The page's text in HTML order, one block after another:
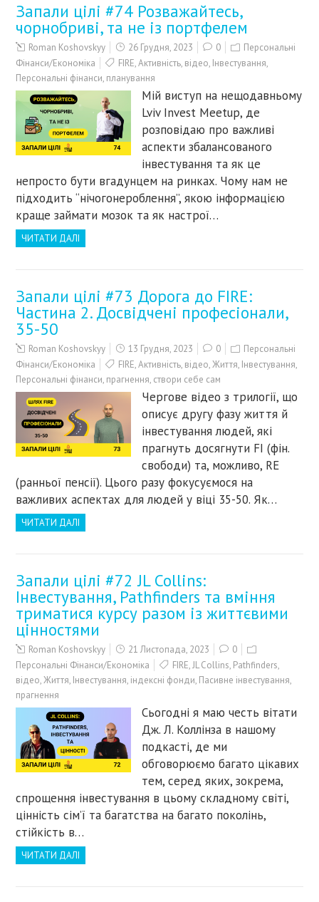
Запали цілі #74 Розважайтесь,
чорнобриві, та не із портфелем
Roman Koshovskyy 26 Грудня, 2023 0
Персональні
Фінанси/Економіка
FIRE,Активність, відео, Інвестування,
Персональні фінанси, планування
Мій виступ на нещодавньому
Lviv Invest Meetup, де
розповідаю про важливі
аспекти збалансованого
інвестування та як це
непросто бути вгадунцем на ринках. Чому нам не
підходить “нічогонероблення”, якою інформацією
краще займати мозок та як настрої…
ЧИТАТИ ДАЛІ
Запали цілі #73 Дорога до FIRE:
Частина 2. Досвідчені професіонали,
35-50
Roman Koshovskyy 13 Грудня, 2023 0
Персональні
Фінанси/Економіка
FIRE,Активність, відео,Життя, Інвестування,
Персональні фінанси, прагнення, створи себе сам
Чергове відео з трилогії, що
описує другу фазу життя й
інвестування людей, які
прагнуть досягнути FI (фін.
свободи) та, можливо, RE
(ранньої пенсії). Цього разу фокусуємося на
важливих аспектах для людей у віці 35-50. Як…
ЧИТАТИ ДАЛІ
Запали цілі #72 JL Collins:
Інвестування, Pathfinders та вміння
триматися курсу разом із життєвими
цінностями
Roman Koshovskyy 21 Листопада, 2023
0
Персональні Фінанси/Економіка
FIRE,JL Collins, Pathfinders,
відео,Життя, Інвестування, індексні фонди, Пасивне інвестування,
прагнення
Сьогодні я маю честь вітати
Дж. Л. Коллінза в нашому
подкасті, де ми
обговорюємо багато цікавих
тем, серед яких, зокрема,
спрощення інвестування в цьому складному світі,
цінність сім’ї та багатства на багато поколінь,
стійкість в…
ЧИТАТИ ДАЛІ